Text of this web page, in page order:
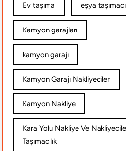
Ev taşıma eşya
Kamyon garajları
kamyon garajı
Kamyon Garajı Nakliyeciler
Kamyon Nakliye
Kara Yolu Nakliye Ve
Taşımacılık